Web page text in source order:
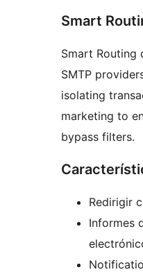
Smart
Smart Routing
SMTP
isolating
marketing to
bypass filters.
Redirigir
Informes